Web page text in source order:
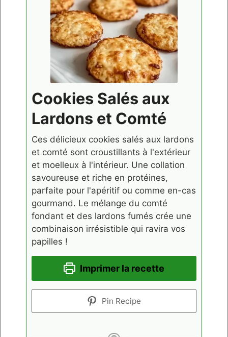
Cookies Salés aux
Lardons et Comté
Ces délicieux cookies salés aux lardons
et comté sont croustillants à l'extérieur
et moelleux à l'intérieur. Une collation
savoureuse et riche en protéines,
parfaite pour l'apéritif ou comme en-cas
gourmand. Le mélange du comté
fondant et des lardons fumés crée une
combinaison irrésistible qui ravira vos
papilles !
Imprimer la recette
Pin Recipe